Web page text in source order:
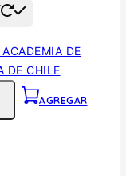
AGREGAR